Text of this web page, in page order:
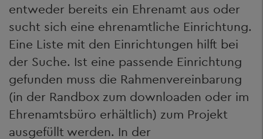
entweder bereits ein Ehrenamt aus oder
sucht sich eine ehrenamtliche Einrichtung.
Eine Liste mit den Einrichtungen hilft bei
der Suche. Ist eine passende Einrichtung
gefunden muss die Rahmenvereinbarung
(in der Randbox zum downloaden oder im
Ehrenamtsbüro erhältlich) zum Projekt
ausgefüllt werden. In der